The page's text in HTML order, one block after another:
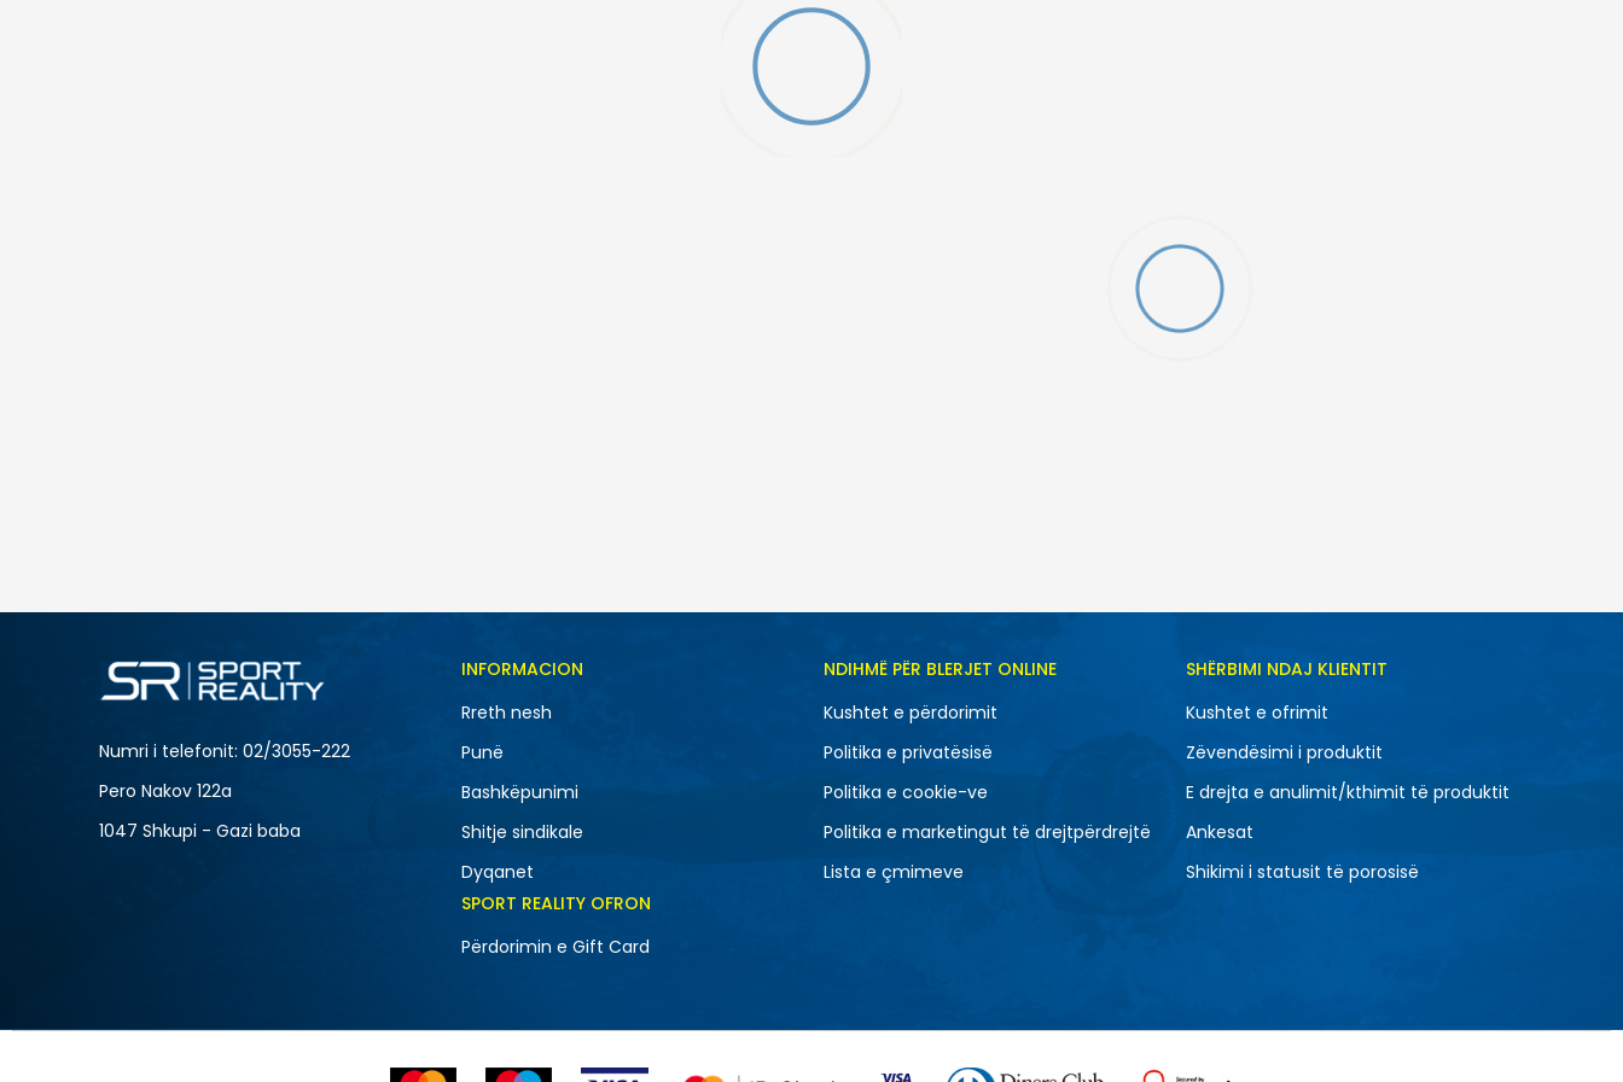
Masa
L S
XS
SHTONI NË SHPORTË
Numri i telefonit: 02/3055-222
Pero Nakov 122a
1047 Shkupi - Gazi baba
INFORMACION
Rreth nesh
Punë
Bashkëpunimi
Shitje sindikale
Dyqanet
NDIHMË PËR BLERJET ONLINE
Kushtet e përdorimit
Politika e privatësisë
Politika e cookie-ve
Politika e marketingut të drejtpërdrejtë
Lista e çmimeve
SHËRBIMI NDAJ KLIENTIT
Kushtet e ofrimit
Zëvendësimi i produktit
E drejta e anulimit/kthimit të produktit
Ankesat
Shikimi i statusit të porosisë
SPORT REALITY OFRON
Përdorimin e Gift Card